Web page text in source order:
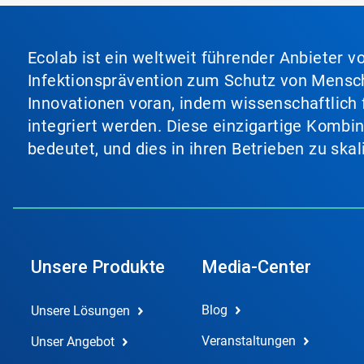
oder
mit
den
Folien-
Punkten
zu
einer
Folie.
Ecolab ist ein weltweit führender Anbieter
Infektionsprävention zum Schutz von
Innovationen voran, indem
integriert werden. Diese einzigartige
bedeutet, und dies in ihren Betrieben zu
Unsere Produkte
Unsere Lösungen
Unser Angebot
Media-Center
Blog
Veranstaltungen